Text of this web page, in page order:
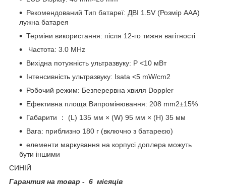
Рекомендований Тип батареї: ДВІ 1.5V (Розмір AAA)
лужна батарея
Терміни використання: після 12-го тижня вагітності
Частота: 3.0 MHz
Вихідна потужність ультразвуку: P <10 мВт
Інтенсивність ультразвуку: Isata <5 mW/cm2
Робочий режим: Безперервна хвиля Doppler
Ефективна площа Випромінювання: 208 mm2±15%
Габарити ： (L) 135 мм × (W) 95 мм × (H) 35 мм
Вага: приблизно 180 г (включно з батареєю)
елементи маркування на корпусі доплера можуть
бути іншими
СИНІЙ
Гарантия на товар - 6 місяців